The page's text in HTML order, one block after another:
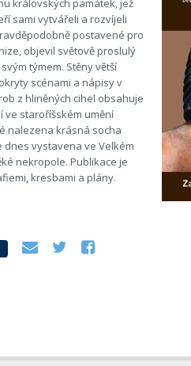
královských památek, jež
sami vytvářeli a rozvíjeli
postavené pro
objevil světově proslulý
týmem. Stěny větší
scénami a nápisy v
z hliněných cihel obsahuje
ve staroříšském umění
nalezena krásná socha
dnes vystavena ve Velkém
nekropole. Publikace je
kresbami a plány.